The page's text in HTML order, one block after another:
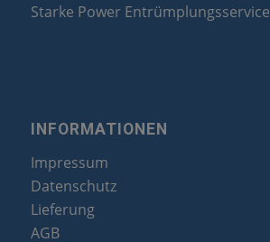
Starke Power Entrümplungsservice
INFORMATIONEN
Impressum
Datenschutz
Lieferung
AGB